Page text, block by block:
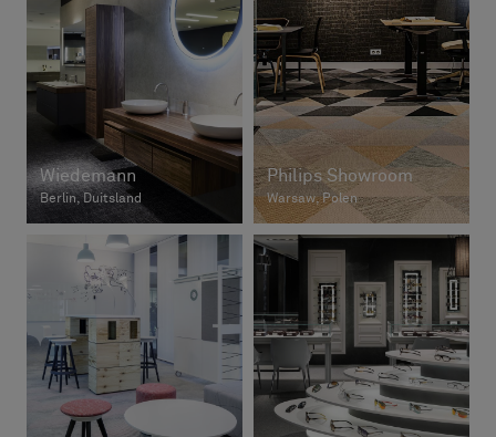
Wiedemann
Berlin, Duitsland
Philips Showroom
Warsaw, Polen